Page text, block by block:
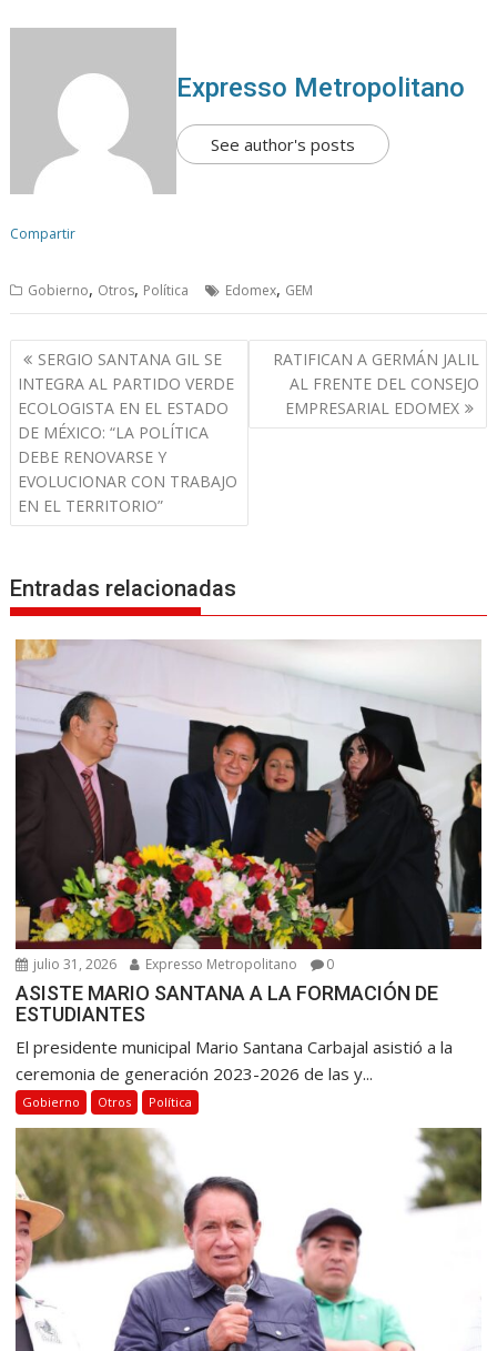
Expresso Metropolitano
See author's posts
Compartir
Gobierno, Otros, Política Edomex, GEM
N
a
v
e
g
a
c
ó
n
d
e
n
t
s
SERGIO SANTANA GIL SE
INTEGRA AL PARTIDO VERDE
ECOLOGISTA EN EL ESTADO
DE MÉXICO: “LA POLÍTICA
DEBE RENOVARSE Y
EVOLUCIONAR CON TRABAJO
EN EL TERRITORIO”
RATIFICAN A GERMÁN JALIL
AL FRENTE DEL CONSEJO
EMPRESARIAL EDOMEX
Entradas relacionadas
julio 31, 2026 Expresso Metropolitano 0
ASISTE MARIO SANTANA A LA FORMACIÓN DE
ESTUDIANTES
El presidente municipal Mario Santana Carbajal asistió a la
ceremonia de generación 2023-2026 de las y...
Gobierno Otros Política